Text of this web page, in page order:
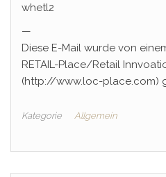
whetl2
—
Diese E-Mail wurde von
RETAIL-Place/Retail
(http://www.loc-place.com)
Kategorie Allgemein